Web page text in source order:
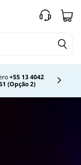
+55 13 4042
(Opção 2)
displaying item 2 of